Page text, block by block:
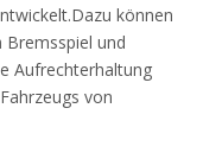
können
Bremsspiel und
Aufrechterhaltung
von